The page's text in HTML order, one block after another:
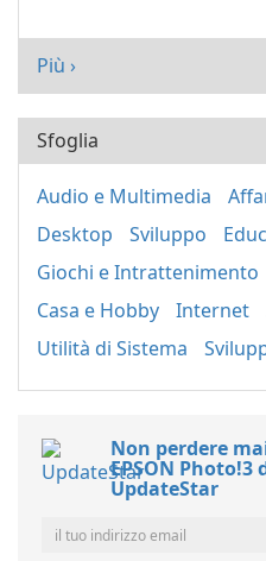
Più ›
Sfoglia
Audio e Multimedia
Desktop
Sviluppo
Giochi e Intrattenimento
Casa e Hobby
Internet
Utilità di Sistema
Non perdere
EPSON Photo!3
UpdateStar